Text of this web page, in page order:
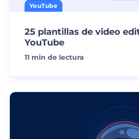
YouTube
25 plantillas de video
YouTube
11 min de lectura